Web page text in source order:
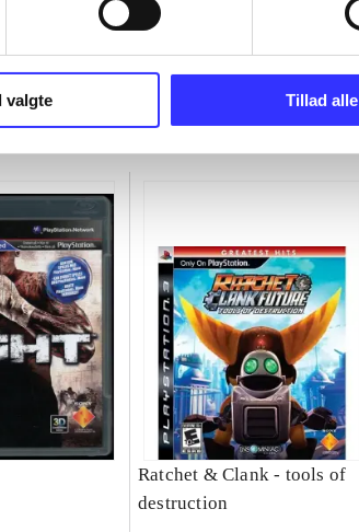
valgte Tillad alle
Ratchet & Clank - tools of
destruction